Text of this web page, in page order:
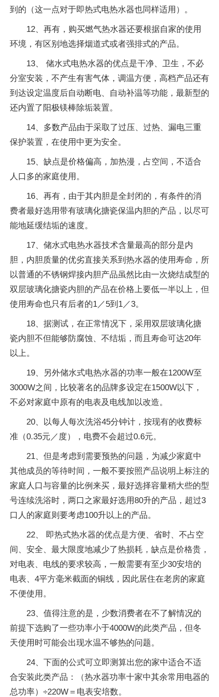
到的（这一点对于即热式电热水器也同样适用）。
12、再有，购买燃气热水器还要根据自家的使用
环境，有区别地选择烟道式或者强排式的产品。
13、 储水式电热水器的优点是干净、卫生，不必
分室安装，不产生有害气体，调温方便，高档产品还有
到达设定温度后自动断电、自动补温等功能，最新型的
还内置了阳极镁棒除垢装置。
14、多数产品由于采取了过压、过热、漏电三重
保护装置，在使用中更为安全。
15、缺点是价格偏高，加热漫，占空间，不适合
人口多的家庭使用。
16、再有，由于其内胆是全封闭的，有条件的消
费者最好选用带有玻璃化搪瓷保温内胆的产品，以尽可
能地延缓结垢的速度。
17、储水式电热水器技术含量最高的部分是内
胆，内胆质量的优劣直接关系到热水器的使用寿命，所
以普通的不锈钢焊接内胆产品虽然比由一次烧结成型的
双层玻璃化搪瓷内胆的产品在价格上要低一半以上，但
使用寿命也只有后者的1／5到1／3。
18、据测试，在正常情况下，采用双层玻璃化搪
瓷内胆不但能够防腐蚀、不结垢，而且寿命可达20年
以上。
19、另外储水式电热水器的功率一般在1200W至
3000W之间，比较著名的品牌多设定在1500W以下，
不必对家庭中原有的电表及电线加以改造。
20、以每人每次洗浴45分钟计，按现有的收费标
准（0.35元／度），电费不会超过0.6元。
21、但是考虑到需要预热的问题，为减少家庭中
其他成员的等待时间，一般不要按照产品说明上标注的
家庭人口与容量的比例来买，最好选择容量稍大些的型
号连续洗浴时，两口之家最好选用80升的产品，超过3
口人的家庭则要考虑100升以上的产品。
22、 即热式热水器的优点是方便、省时、不占空
间、安全、最大限度地减少了热损耗，缺点是价格贵，
对电表、电线的要求较高，一般需要有至少30安培的
电表、4平方毫米截面的铜线，因此居住在老房的家庭
不便使用。
23、值得注意的是，少数消费者在不了解情况的
前提下选购了一些功率小于4000W的此类产品，但冬
天使用时可能会出现水温不够热的问题。
24、下面的公式可立即测算出您的家中适合不适
合安装此类产品：（热水器功率十家中其余常用电器的
总功率）÷220W＝电表安培数。